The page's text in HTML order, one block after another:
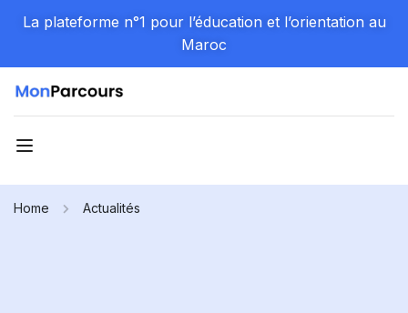
La plateforme n°1 pour l’éducation et l’orientation au
Maroc
Home Actualités